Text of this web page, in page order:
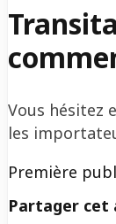
Vous hésitez
les
Première
Partager cet